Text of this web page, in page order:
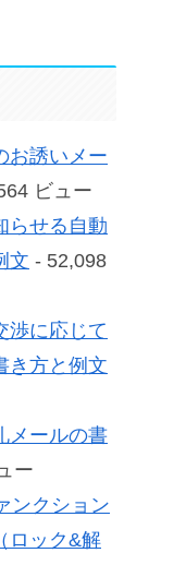
お誘いメー
ビュー
らせる自動
文 - 52,098
渉に応じて
き方と例文
メールの書
ー
ンクション
ロック&解